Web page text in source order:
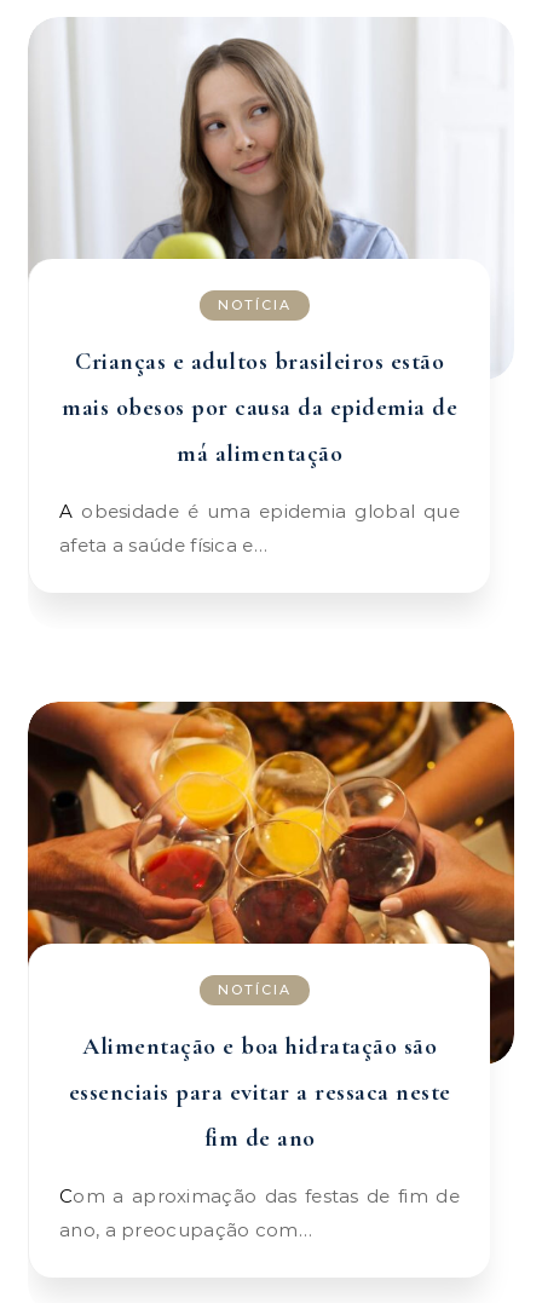
NOTÍCIA
Crianças e adultos brasileiros estão
mais obesos por causa da epidemia de
má alimentação
A obesidade é uma epidemia global que
afeta a saúde física e…
NOTÍCIA
Alimentação e boa hidratação são
essenciais para evitar a ressaca neste
fim de ano
Com a aproximação das festas de fim de
ano, a preocupação com…